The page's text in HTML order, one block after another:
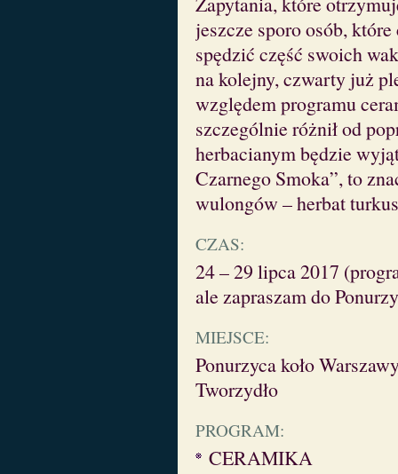
jeszcze sporo osób, które
spędzić część swoich
na kolejny, czwarty już
względem programu
szczególnie różnił od
herbacianym będzie
Czarnego Smoka”, to
wulongów – herbat
CZAS:
24 – 29 lipca 2017
ale zapraszam do
MIEJSCE:
Ponurzyca koło
Tworzydło
PROGRAM:
CERAMIKA